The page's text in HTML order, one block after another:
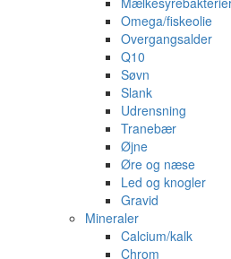
Omega/fiskeolie
Overgangsalder
Q10
Søvn
Slank
Udrensning
Tranebær
Øjne
Øre og næse
Led og knogler
Gravid
Mineraler
Calcium/kalk
Chrom